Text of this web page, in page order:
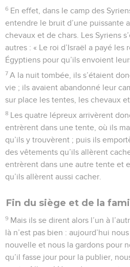
6 En effet, dans le camp des
entendre le bruit d’une puissante
chevaux et de chars. Les Syriens
autres : « Le roi d’Israël a payé
Égyptiens pour qu’ils envoient
7 A la nuit tombée, ils s’étaient
vie ; ils avaient abandonné leur
sur place les tentes, les chevaux et
8 Les quatre lépreux arrivèrent
entrèrent dans une tente, où ils
qu’ils y trouvèrent ; puis ils
des vêtements qu’ils allèrent
entrèrent dans une autre tente et
qu’ils allèrent aussi cacher.
Fin du siège et de la
9 Mais ils se dirent alors l’un à
là n’est pas bien : aujourd’hui
nouvelle et nous la gardons pour
qu’il fasse jour pour la publier,